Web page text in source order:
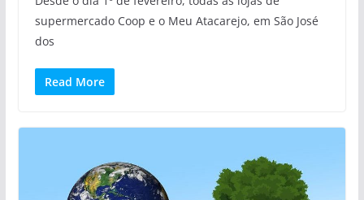
supermercado Coop e o Meu Atacarejo, em São José
dos
Read More